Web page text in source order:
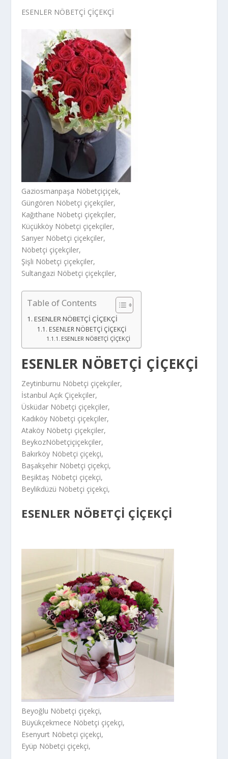
ESENLER NÖBETÇİ ÇİÇEKÇİ
Gaziosmanpaşa Nöbetçiçiçek,
Güngören Nöbetçi çiçekçiler,
Kağıthane Nöbetçi çiçekçiler,
Küçükköy Nöbetçi çiçekçiler,
Sarıyer Nöbetçi çiçekçiler,
Nöbetçi çiçekçiler,
Şişli Nöbetçi çiçekçiler,
Sultangazi Nöbetçi çiçekçiler,
Table of Contents
ESENLER NÖBETÇİ ÇİÇEKÇİ
ESENLER NÖBETÇİ ÇİÇEKÇİ
ESENLER NÖBETÇİ ÇİÇEKÇİ
ESENLER NÖBETÇİ ÇİÇEKÇİ
Zeytinburnu Nöbetçi çiçekçiler,
İstanbul Açık Çiçekçiler,
Üsküdar Nöbetçi çiçekçiler,
Kadıköy Nöbetçi çiçekçiler,
Ataköy Nöbetçi çiçekçiler,
BeykozNöbetçiçiçekçiler,
Bakırköy Nöbetçi çiçekçi,
Başakşehir Nöbetçi çiçekçi,
Beşiktaş Nöbetçi çiçekçi,
Beylikdüzü Nöbetçi çiçekçi,
ESENLER NÖBETÇİ ÇİÇEKÇİ
Beyoğlu Nöbetçi çiçekçi,
Büyükçekmece Nöbetçi çiçekçi,
Esenyurt Nöbetçi çiçekçi,
Eyüp Nöbetçi çiçekçi,